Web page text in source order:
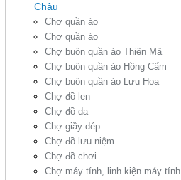
Châu
Chợ quần áo
Chợ quần áo
Chợ buôn quần áo Thiên Mã
Chợ buôn quần áo Hồng Cẩm
Chợ buôn quần áo Lưu Hoa
Chợ đồ len
Chợ đồ da
Chợ giầy dép
Chợ đồ lưu niệm
Chợ đồ chơi
Chợ máy tính, linh kiện máy tính